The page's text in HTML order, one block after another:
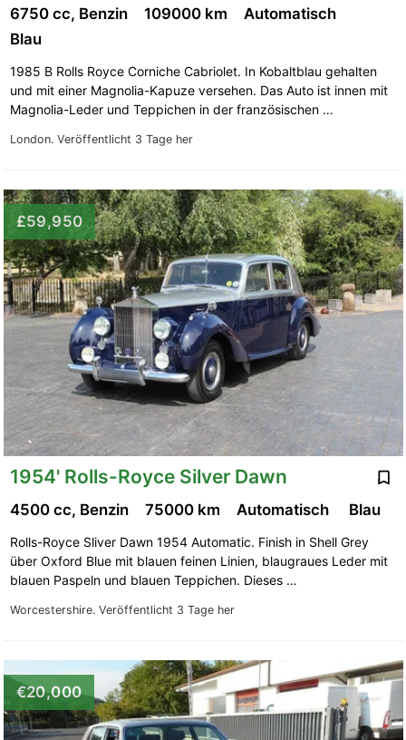
London. Veröffentlicht 3 Tage her
6750 cc, Benzin 109000 km
Automatisch
Blau
1985 B Rolls Royce Corniche Cabriolet. In Kobaltblau gehalten
und mit einer Magnolia-Kapuze versehen. Das Auto ist innen mit
Magnolia-Leder und Teppichen in der französischen …
£59,950
1954' Rolls-Royce Silver Dawn
Worcestershire. Veröffentlicht 3 Tage her
4500 cc, Benzin 75000 km Automatisch Blau
Rolls-Royce Sliver Dawn 1954 Automatic. Finish in Shell Grey
über Oxford Blue mit blauen feinen Linien, blaugraues Leder mit
blauen Paspeln und blauen Teppichen. Dieses …
€20,000